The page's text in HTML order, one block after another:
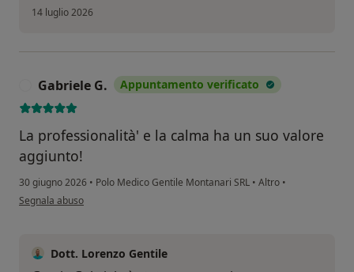
14 luglio 2026
Gabriele G. Appuntamento verificato
La professionalità' e la calma ha un suo valore
aggiunto!
30 giugno 2026 • Polo Medico Gentile Montanari SRL • Altro •
secondo l'opinione dell'utente Gabriele G.
Segnala abuso
Dott. Lorenzo Gentile